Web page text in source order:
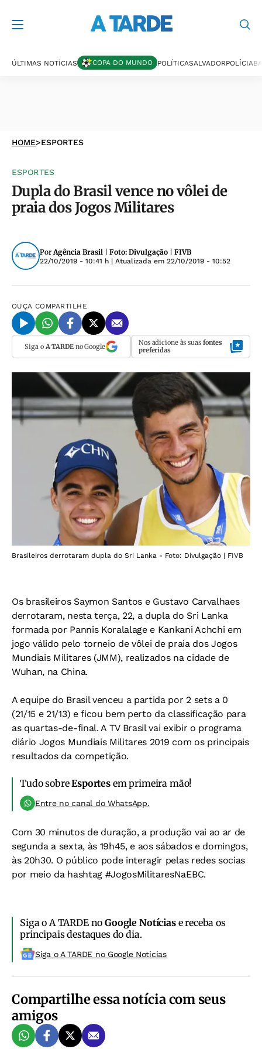
ÚLTIMAS NOTÍCIAS COPA DO MUNDO POLÍTICASALVADORPOLÍCIA
HOME>ESPORTES
ESPORTES
Dupla do Brasil vence no vôlei de
praia dos Jogos Militares
PorAgência Brasil | Foto: Divulgação | FIVB
22/10/2019 - 10:41 h | Atualizada em 22/10/2019 - 10:52
OUÇA COMPARTILHE
Siga o A TARDEno Google Nos adicione às suas fontes
preferidas
Brasileiros derrotaram dupla do Sri Lanka - Foto: Divulgação | FIVB
Os brasileiros Saymon Santos e Gustavo Carvalhaes
derrotaram, nesta terça, 22, a dupla do Sri Lanka
formada por Pannis Koralalage e Kankani Achchi em
jogo válido pelo torneio de vôlei de praia dos Jogos
Mundiais Militares (JMM), realizados na cidade de
Wuhan, na China.
A equipe do Brasil venceu a partida por 2 sets a 0
(21/15 e 21/13) e ficou bem perto da classificação para
as quartas-de-final. A TV Brasil vai exibir o programa
diário Jogos Mundiais Militares 2019 com os principais
resultados da competição.
Tudo sobreEsportesem primeira mão!
Entre no canal do WhatsApp.
Com 30 minutos de duração, a produção vai ao ar de
segunda a sexta, às 19h45, e aos sábados e domingos,
às 20h30. O público pode interagir pelas redes socias
por meio da hashtag #JogosMilitaresNaEBC.
Siga o A TARDE noGoogle Notíciase receba os
principais destaques do dia.
Siga o A TARDE no Google Noticias
Compartilhe essa notícia com seus
amigos